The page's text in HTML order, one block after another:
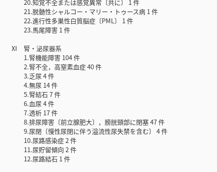
20.知覚不全または感覚異常〔共に〕 1 件
21.脱髄性シャルコー・マリー・トゥース病 1 件
22.進行性多巣性白質脳症〔PML〕 1 件
23.馬尾障害 1 件
Ⅺ 腎・泌尿器系
1.腎機能障害 104 件
2.腎不全，高窒素血症 40 件
3.乏尿 4 件
4.無尿 14 件
5.腎結石 7 件
6.血尿 4 件
7.透析 17 件
8.排尿障害〔前立腺肥大〕，膀胱頸部に閉塞 47 件
9.尿閉〔慢性尿閉に伴う溢流性尿失禁を含む〕 4 件
10.尿路感染症 2 件
11.尿貯留傾向 2 件
12.尿路結石 1 件